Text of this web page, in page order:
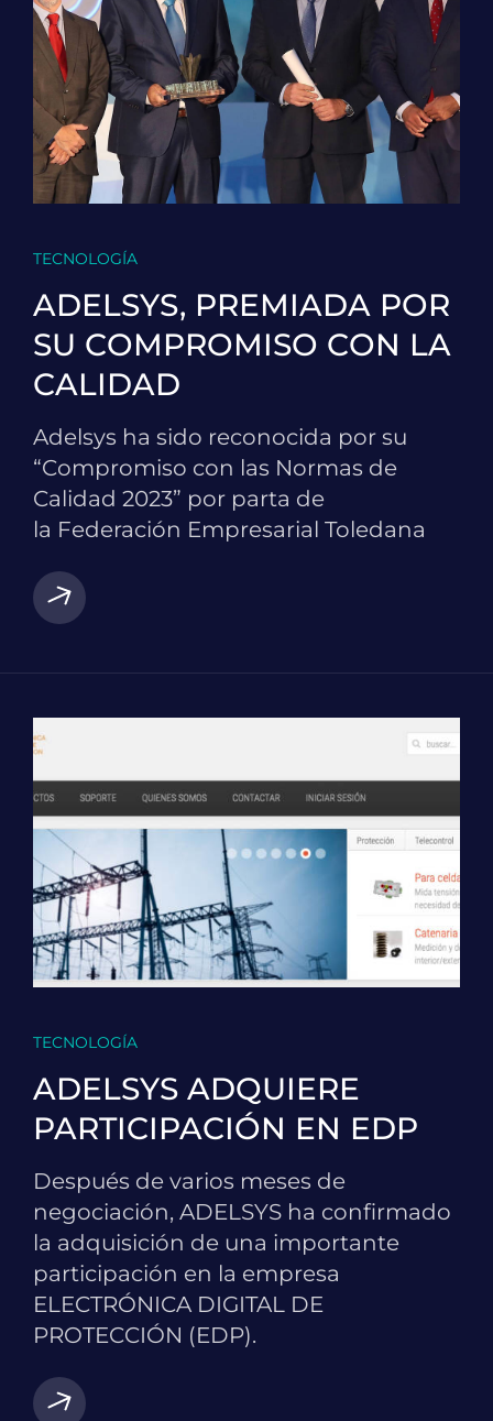
TECNOLOGÍA
ADELSYS, PREMIADA POR
SU COMPROMISO CON LA
CALIDAD
Adelsys ha sido reconocida por su
“Compromiso con las Normas de
Calidad 2023” por parta de
la Federación Empresarial Toledana
TECNOLOGÍA
ADELSYS ADQUIERE
PARTICIPACIÓN EN EDP
Después de varios meses de
negociación, ADELSYS ha confirmado
la adquisición de una importante
participación en la empresa
ELECTRÓNICA DIGITAL DE
PROTECCIÓN (EDP).